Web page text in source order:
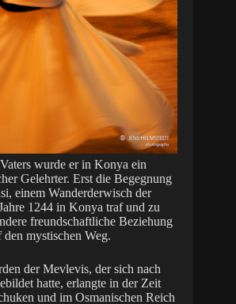
wurde er in Konya ein
Gelehrter. Erst die Begegnung
einem Wanderderwisch der
1244 in Konya traf und zu
freundschaftliche Beziehung
mystischen Weg.
der Mevlevis, der sich nach
hatte, erlangte in der Zeit
und im Osmanischen Reich